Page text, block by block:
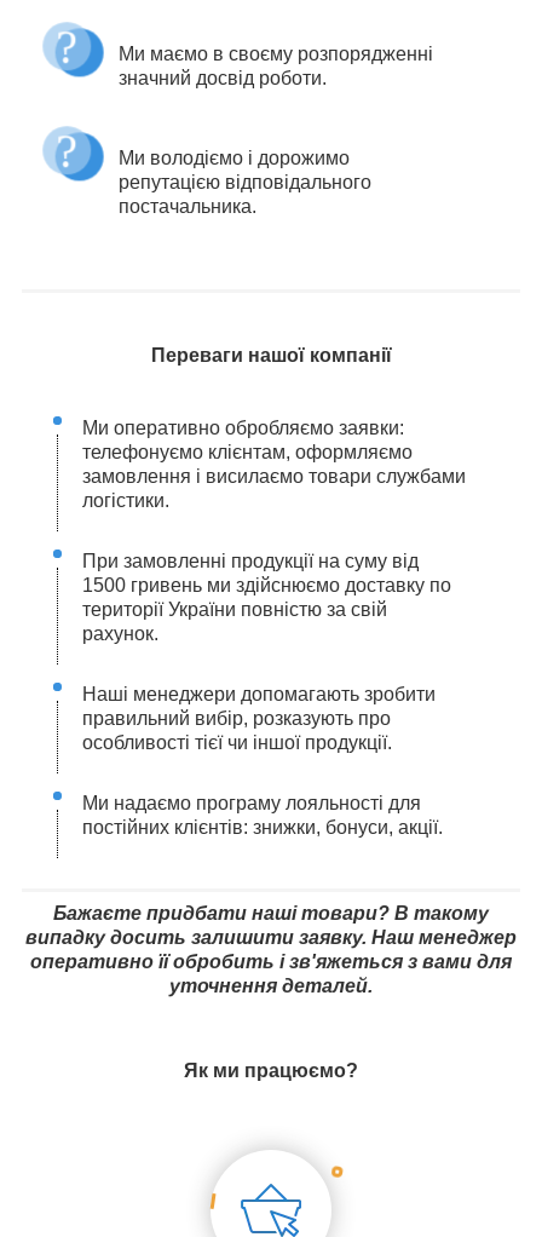
Ми маємо в своєму розпорядженні
значний досвід роботи.
Ми володіємо і дорожимо
репутацією відповідального
постачальника.
Переваги нашої компанії
Ми оперативно обробляємо заявки:
телефонуємо клієнтам, оформляємо
замовлення і висилаємо товари службами
логістики.
При замовленні продукції на суму від
1500 гривень ми здійснюємо доставку по
території України повністю за свій
рахунок.
Наші менеджери допомагають зробити
правильний вибір, розказують про
особливості тієї чи іншої продукції.
Ми надаємо програму лояльності для
постійних клієнтів: знижки, бонуси, акції.
Бажаєте придбати наші товари? В такому
випадку досить залишити заявку. Наш менеджер
оперативно її обробить і зв'яжеться з вами для
уточнення деталей.
Як ми працюємо?